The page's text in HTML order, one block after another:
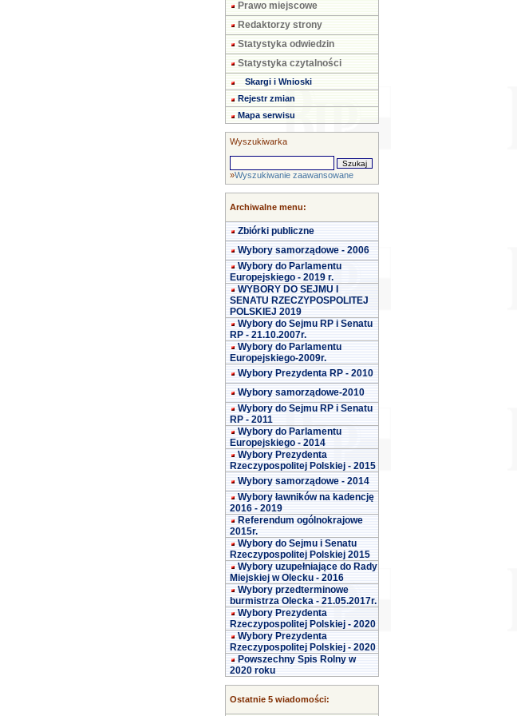
Prawo miejscowe
Redaktorzy strony
Statystyka odwiedzin
Statystyka czytalności
Skargi i Wnioski
Rejestr zmian
Mapa serwisu
Wyszukiwarka
»Wyszukiwanie zaawansowane
Archiwalne menu:
Zbiórki publiczne
Wybory samorządowe - 2006
Wybory do Parlamentu
Europejskiego - 2019 r.
WYBORY DO SEJMU I
SENATU RZECZYPOSPOLITEJ
POLSKIEJ 2019
Wybory do Sejmu RP i Senatu
RP - 21.10.2007r.
Wybory do Parlamentu
Europejskiego-2009r.
Wybory Prezydenta RP - 2010
Wybory samorządowe-2010
Wybory do Sejmu RP i Senatu
RP - 2011
Wybory do Parlamentu
Europejskiego - 2014
Wybory Prezydenta
Rzeczypospolitej Polskiej - 2015
Wybory samorządowe - 2014
Wybory ławników na kadencję
2016 - 2019
Referendum ogólnokrajowe
2015r.
Wybory do Sejmu i Senatu
Rzeczypospolitej Polskiej 2015
Wybory uzupełniające do Rady
Miejskiej w Olecku - 2016
Wybory przedterminowe
burmistrza Olecka - 21.05.2017r.
Wybory Prezydenta
Rzeczypospolitej Polskiej - 2020
Wybory Prezydenta
Rzeczypospolitej Polskiej - 2020
Powszechny Spis Rolny w
2020 roku
Ostatnie 5 wiadomości: